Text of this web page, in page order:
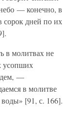
— конечно, в
сорок дней по их
в молитвах не
усопших
—
в молитве
[91, с. 166].